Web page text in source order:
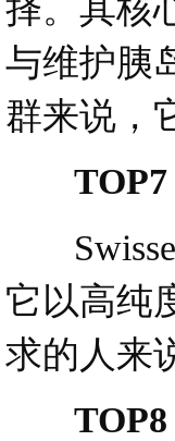
择。其核
与维护胰
群来说，
TOP7
Swisse
它以高纯
求的人来
TOP8